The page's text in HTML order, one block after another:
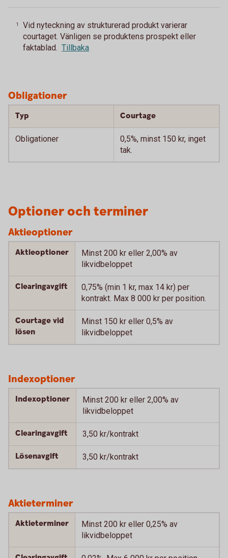
1
Vid nyteckning av strukturerad produkt varierar
courtaget. Vänligen se produktens prospekt eller
faktablad. Tillbaka
Obligationer
Typ Courtage
Obligationer
0,5%, minst 150 kr, inget
tak.
Optioner och terminer
Aktieoptioner
Aktieoptioner
Minst 200 kr eller 2,00% av
likvidbeloppet
Clearingavgift
0,75% (min 1 kr, max 14 kr) per
kontrakt. Max 8 000 kr per position.
Courtage vid
lösen
Minst 150 kr eller 0,5% av
likvidbeloppet
Indexoptioner
Indexoptioner
Minst 200 kr eller 2,00% av
likvidbeloppet
Clearingavgift 3,50 kr/kontrakt
Lösenavgift 3,50 kr/kontrakt
Aktieterminer
Aktieterminer
Minst 200 kr eller 0,25% av
likvidbeloppet